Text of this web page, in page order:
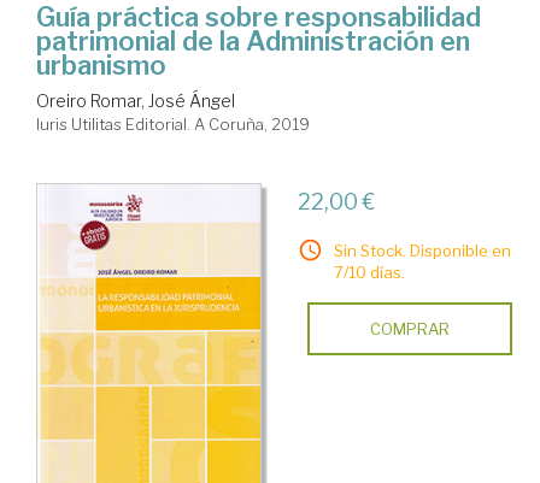
Guía práctica sobre responsabilidad
patrimonial de la Administración en
urbanismo
Oreiro Romar, José Ángel
Iuris Utilitas Editorial. A Coruña, 2019
22,00 €
Sin Stock. Disponible en
7/10 días.
COMPRAR